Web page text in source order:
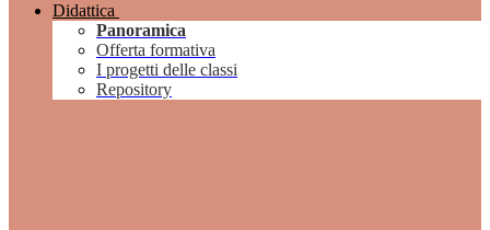
Didattica
Panoramica
Offerta formativa
I progetti delle classi
Repository